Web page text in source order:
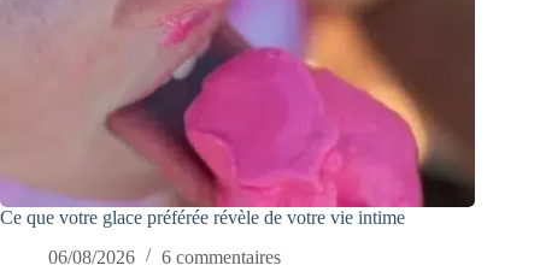
Ce que votre glace préférée révèle de votre vie intime
06/08/2026
6 commentaires